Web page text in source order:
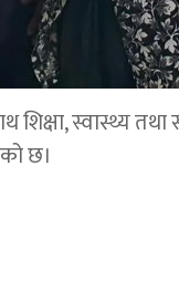
स्वास्थ्य तथा
छ।